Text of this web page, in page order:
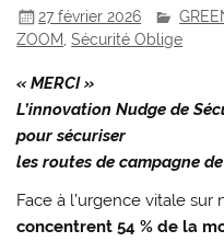
27 février 2026
ZOOM,Sécurité Oblige
« MERCI »
L’innovation Nudge de
pour sécuriser
les routes de campagne
Face à l’urgence vitale
concentrent 54 % de la